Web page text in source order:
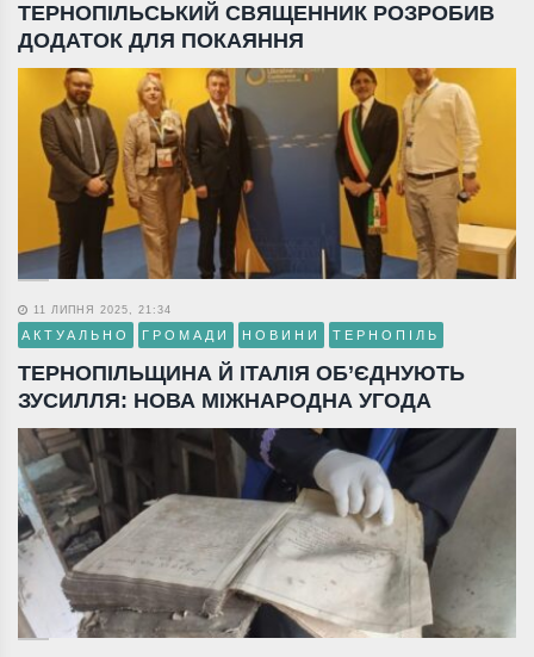
ТЕРНОПІЛЬСЬКИЙ СВЯЩЕННИК РОЗРОБИВ
ДОДАТОК ДЛЯ ПОКАЯННЯ
11 ЛИПНЯ 2025, 21:34
АКТУАЛЬНО ГРОМАДИ НОВИНИ ТЕРНОПІЛЬ
ТЕРНОПІЛЬЩИНА Й ІТАЛІЯ ОБ’ЄДНУЮТЬ
ЗУСИЛЛЯ: НОВА МІЖНАРОДНА УГОДА